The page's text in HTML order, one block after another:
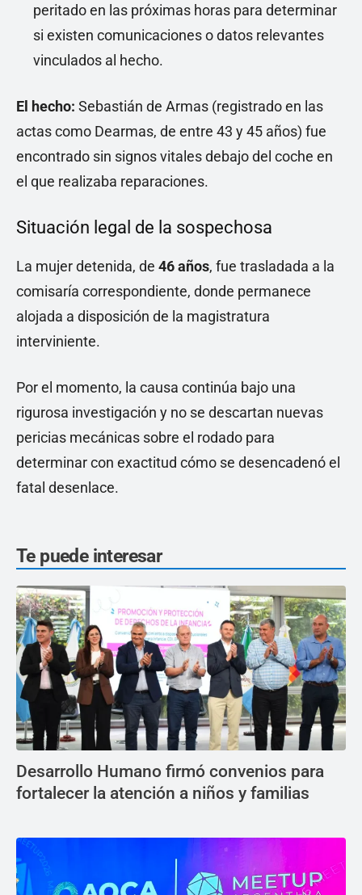
peritado en las próximas horas para determinar
si existen comunicaciones o datos relevantes
vinculados al hecho.
El hecho: Sebastián de Armas (registrado en las
actas como Dearmas, de entre 43 y 45 años) fue
encontrado sin signos vitales debajo del coche en
el que realizaba reparaciones.
Situación legal de la sospechosa
La mujer detenida, de 46 años, fue trasladada a la
comisaría correspondiente, donde permanece
alojada a disposición de la magistratura
interviniente.
Por el momento, la causa continúa bajo una
rigurosa investigación y no se descartan nuevas
pericias mecánicas sobre el rodado para
determinar con exactitud cómo se desencadenó el
fatal desenlace.
Te puede interesar
Desarrollo Humano firmó convenios para
fortalecer la atención a niños y familias